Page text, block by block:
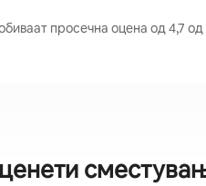
просечна оцена од 4,7